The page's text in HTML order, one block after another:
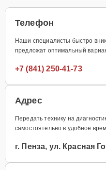
Телефон
Наши специалисты быстро
предложат оптимальный
+7 (841) 250-41-73
Адрес
Передать технику на
самостоятельно в удобное
г. Пенза, ул. Красная